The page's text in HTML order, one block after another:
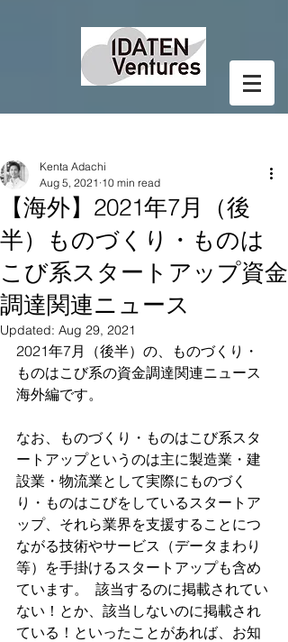
【海外】2021年7月（後
半）ものづくり・ものは
こび系スタートアップ資金
調達関連ニュース
Kenta Adachi
Aug 5, 2021 10 min read
Updated: Aug 29, 2021
2021年7月（後半）の、ものづくり・
ものはこび系の資金調達関連ニュース
海外編です。
なお、ものづくり・ものはこび系スタ
ートアップというのは主に製造業・建
設業・物流業として実際にものづく
り・ものはこびをしているスタートア
ップ、それら業界を支援することにつ
ながる技術やサービス（データまわり
等）を手掛けるスタートアップも含め
ています。  該当するのに掲載されてい
ない！とか、該当しないのに掲載され
ている！といったことがあれば、お知